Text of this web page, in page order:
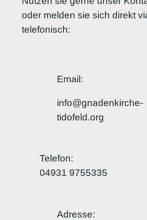
oder melden sie sich direkt
telefonisch:
Email:
info@gnadenkirche-
tidofeld.org
Telefon:
04931 9755335
Adresse: